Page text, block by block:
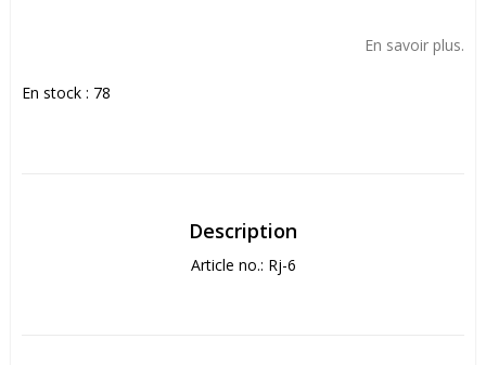
En savoir plus.
En stock : 78
Description
Article no.: Rj-6